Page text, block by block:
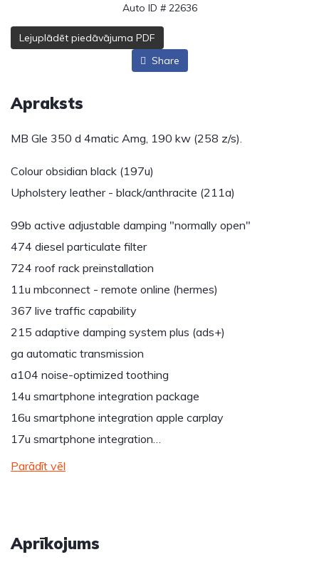
Auto ID # 22636
Lejuplādēt piedāvājuma PDF
Share
Apraksts
MB Gle 350 d 4matic Amg, 190 kw (258 z/s).
Colour obsidian black (197u)
Upholstery leather - black/anthracite (211a)
99b active adjustable damping "normally open"
474 diesel particulate filter
724 roof rack preinstallation
11u mbconnect - remote online (hermes)
367 live traffic capability
215 adaptive damping system plus (ads+)
ga automatic transmission
a104 noise-optimized toothing
14u smartphone integration package
16u smartphone integration apple carplay
17u smartphone integration…
Parādīt vēl
Aprīkojums